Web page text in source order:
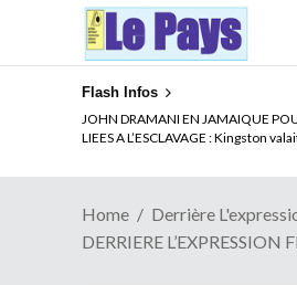
Flash Infos
JOHN DRAMANI EN JAMAIQUE
LIEES A L’ESCLAVAGE : Kingston
Home
Derrière
DERRIERE L’EXPRESSION